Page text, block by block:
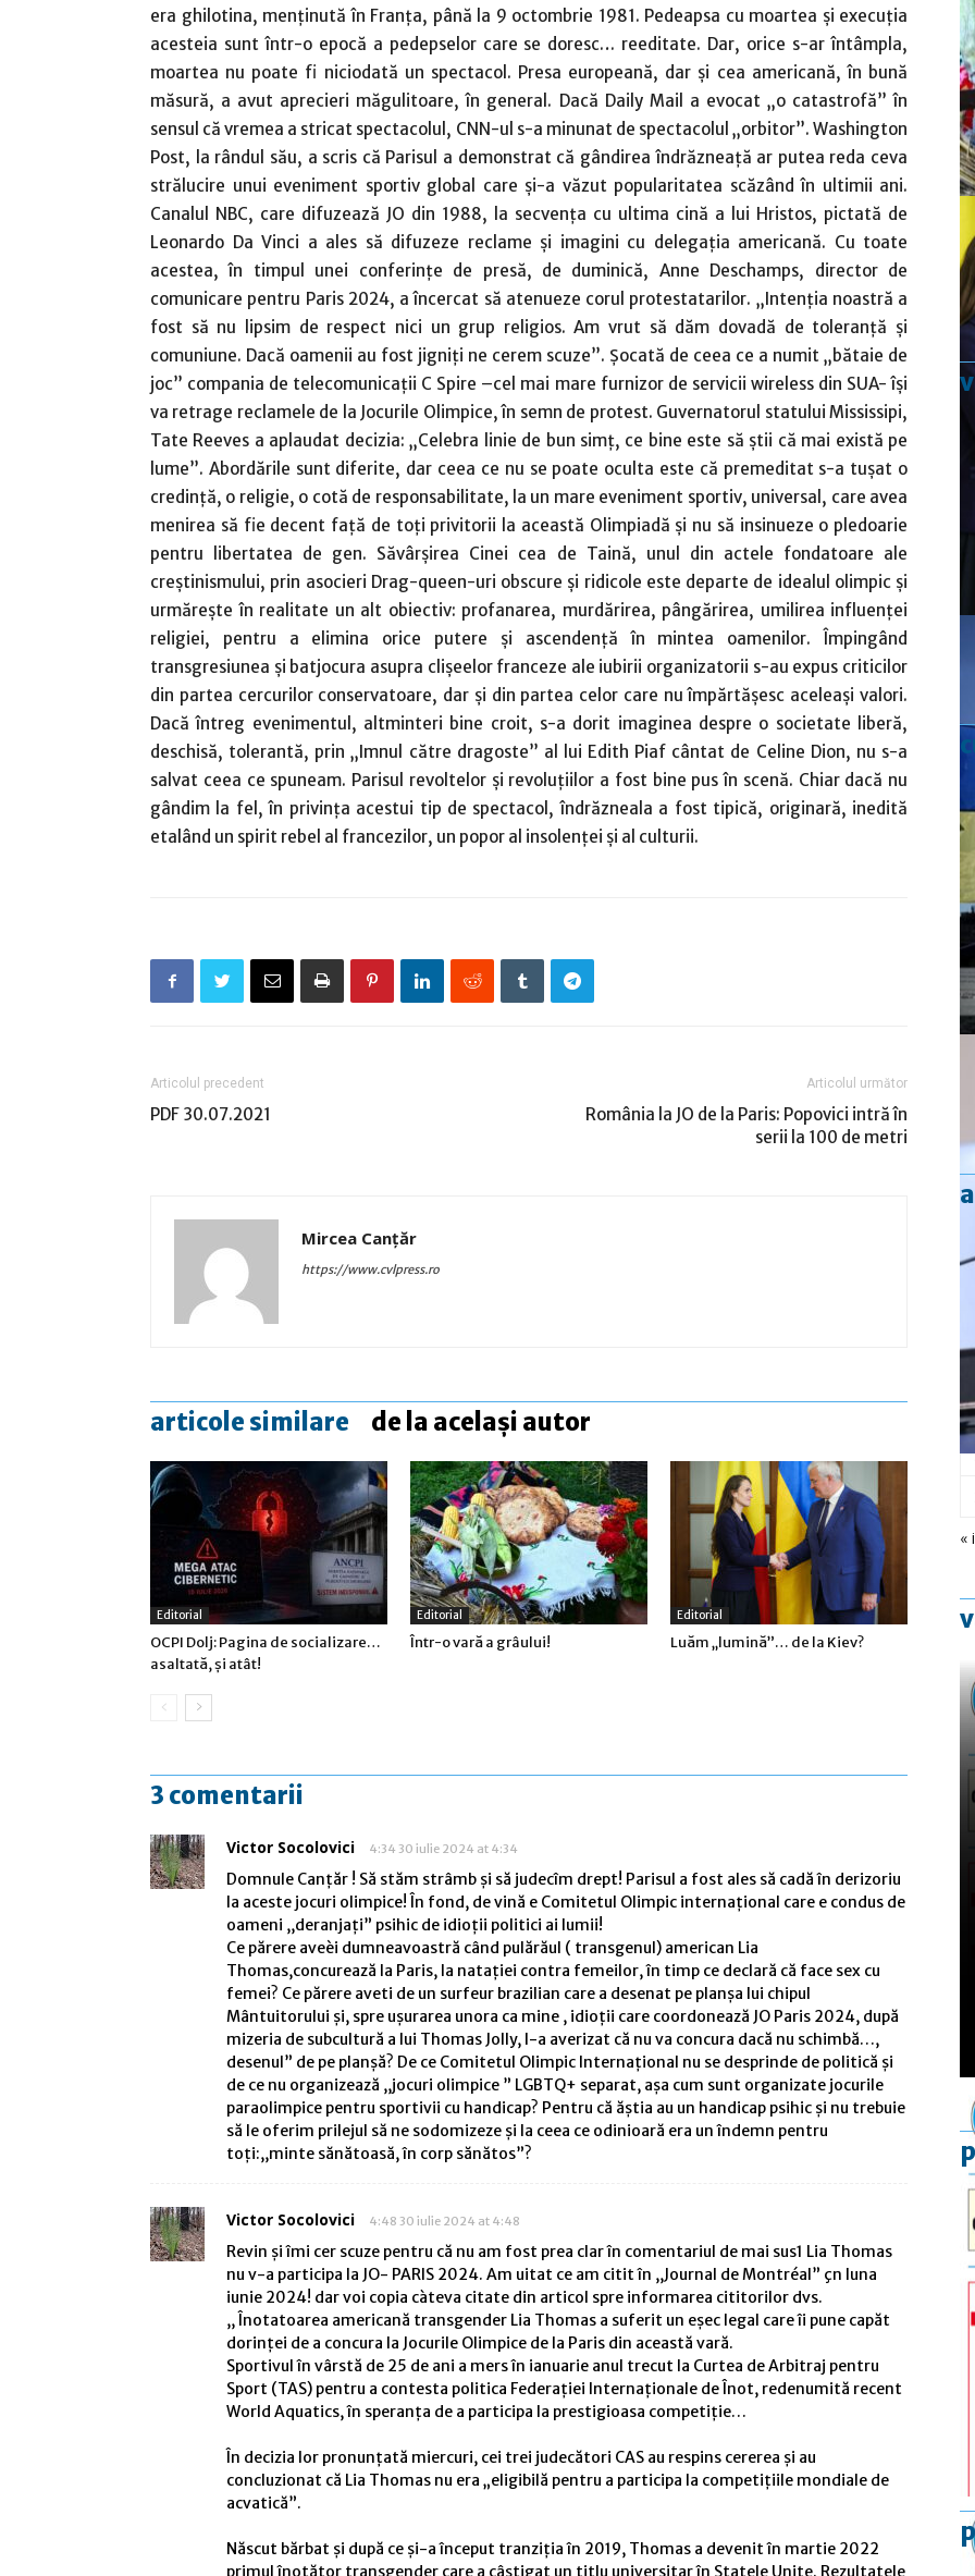
era ghilotina, menţinută în Franţa, până la 9 octombrie 1981. Pedeapsa cu moartea şi execuţia
acesteia sunt într-o epocă a pedepselor care se doresc… reeditate. Dar, orice s-ar întâmpla,
moartea nu poate fi niciodată un spectacol. Presa europeană, dar şi cea americană, în bună
măsură, a avut aprecieri măgulitoare, în general. Dacă Daily Mail a evocat „o catastrofă” în
sensul că vremea a stricat spectacolul, CNN-ul s-a minunat de spectacolul „orbitor”. Washington
Post, la rândul său, a scris că Parisul a demonstrat că gândirea îndrăzneaţă ar putea reda ceva
strălucire unui eveniment sportiv global care şi-a văzut popularitatea scăzând în ultimii ani.
Canalul NBC, care difuzează JO din 1988, la secvenţa cu ultima cină a lui Hristos, pictată de
Leonardo Da Vinci a ales să difuzeze reclame şi imagini cu delegaţia americană. Cu toate
acestea, în timpul unei conferinţe de presă, de duminică, Anne Deschamps, director de
comunicare pentru Paris 2024, a încercat să atenueze corul protestatarilor. „Intenţia noastră a
fost să nu lipsim de respect nici un grup religios. Am vrut să dăm dovadă de toleranţă şi
comuniune. Dacă oamenii au fost jigniţi ne cerem scuze”. Şocată de ceea ce a numit „bătaie de
joc” compania de telecomunicaţii C Spire –cel mai mare furnizor de servicii wireless din SUA- îşi
va retrage reclamele de la Jocurile Olimpice, în semn de protest. Guvernatorul statului Mississipi,
Tate Reeves a aplaudat decizia: „Celebra linie de bun simţ, ce bine este să ştii că mai există pe
lume”. Abordările sunt diferite, dar ceea ce nu se poate oculta este că premeditat s-a tuşat o
credinţă, o religie, o cotă de responsabilitate, la un mare eveniment sportiv, universal, care avea
menirea să fie decent faţă de toţi privitorii la această Olimpiadă şi nu să insinueze o pledoarie
pentru libertatea de gen. Săvârşirea Cinei cea de Taină, unul din actele fondatoare ale
creştinismului, prin asocieri Drag-queen-uri obscure şi ridicole este departe de idealul olimpic şi
urmăreşte în realitate un alt obiectiv: profanarea, murdărirea, pângărirea, umilirea influenţei
religiei, pentru a elimina orice putere şi ascendenţă în mintea oamenilor. Împingând
transgresiunea şi batjocura asupra clişeelor franceze ale iubirii organizatorii s-au expus criticilor
din partea cercurilor conservatoare, dar şi din partea celor care nu împărtăşesc aceleaşi valori.
Dacă întreg evenimentul, altminteri bine croit, s-a dorit imaginea despre o societate liberă,
deschisă, tolerantă, prin „Imnul către dragoste” al lui Edith Piaf cântat de Celine Dion, nu s-a
salvat ceea ce spuneam. Parisul revoltelor şi revoluţiilor a fost bine pus în scenă. Chiar dacă nu
gândim la fel, în privinţa acestui tip de spectacol, îndrăzneala a fost tipică, originară, inedită
etalând un spirit rebel al francezilor, un popor al insolenţei şi al culturii.
Articolul precedent
PDF 30.07.2021
Articolul următor
România la JO de la Paris: Popovici intră în
serii la 100 de metri
Mircea Canţăr
https://www.cvlpress.ro
articole similare de la același autor
Editorial
OCPI Dolj: Pagina de socializare…
asaltată, şi atât!
Editorial
Într-o vară a grâului!
Editorial
Luăm „lumină”… de la Kiev?
3 comentarii
Victor Socolovici 4:34 30 iulie 2024 at 4:34
Domnule Canțăr ! Să stăm strâmb și să judecîm drept! Parisul a fost ales să cadă în derizoriu
la aceste jocuri olimpice! În fond, de vină e Comitetul Olimpic internațional care e condus de
oameni ,,deranjați” psihic de idioții politici ai lumii!
Ce părere aveèi dumneavoastră când pulărăul ( transgenul) american Lia
Thomas,concurează la Paris, la natației contra femeilor, în timp ce declară că face sex cu
femei? Ce părere aveti de un surfeur brazilian care a desenat pe planșa lui chipul
Mântuitorului și, spre ușurarea unora ca mine , idioții care coordonează JO Paris 2024, după
mizeria de subcultură a lui Thomas Jolly, l-a averizat că nu va concura dacă nu schimbă…,
desenul” de pe planșă? De ce Comitetul Olimpic Internațional nu se desprinde de politică și
de ce nu organizează ,,jocuri olimpice ” LGBTQ+ separat, așa cum sunt organizate jocurile
paraolimpice pentru sportivii cu handicap? Pentru că ăștia au un handicap psihic și nu trebuie
să le oferim prilejul să ne sodomizeze și la ceea ce odinioară era un îndemn pentru
toți:,,minte sănătoasă, în corp sănătos”?
Victor Socolovici 4:48 30 iulie 2024 at 4:48
Revin și îmi cer scuze pentru că nu am fost prea clar în comentariul de mai sus1 Lia Thomas
nu v-a participa la JO- PARIS 2024. Am uitat ce am citit în ,,Journal de Montréal” çn luna
iunie 2024! dar voi copia càteva citate din articol spre informarea cititorilor dvs.
,, Înotatoarea americană transgender Lia Thomas a suferit un eșec legal care îi pune capăt
dorinței de a concura la Jocurile Olimpice de la Paris din această vară.
Sportivul în vârstă de 25 de ani a mers în ianuarie anul trecut la Curtea de Arbitraj pentru
Sport (TAS) pentru a contesta politica Federației Internaționale de Înot, redenumită recent
World Aquatics, în speranța de a participa la prestigioasa competiție…
În decizia lor pronunțată miercuri, cei trei judecători CAS au respins cererea și au
concluzionat că Lia Thomas nu era „eligibilă pentru a participa la competițiile mondiale de
acvatică”.
Născut bărbat și după ce și-a început tranziția în 2019, Thomas a devenit în martie 2022
primul înotător transgender care a câștigat un titlu universitar în Statele Unite. Rezultatele
«